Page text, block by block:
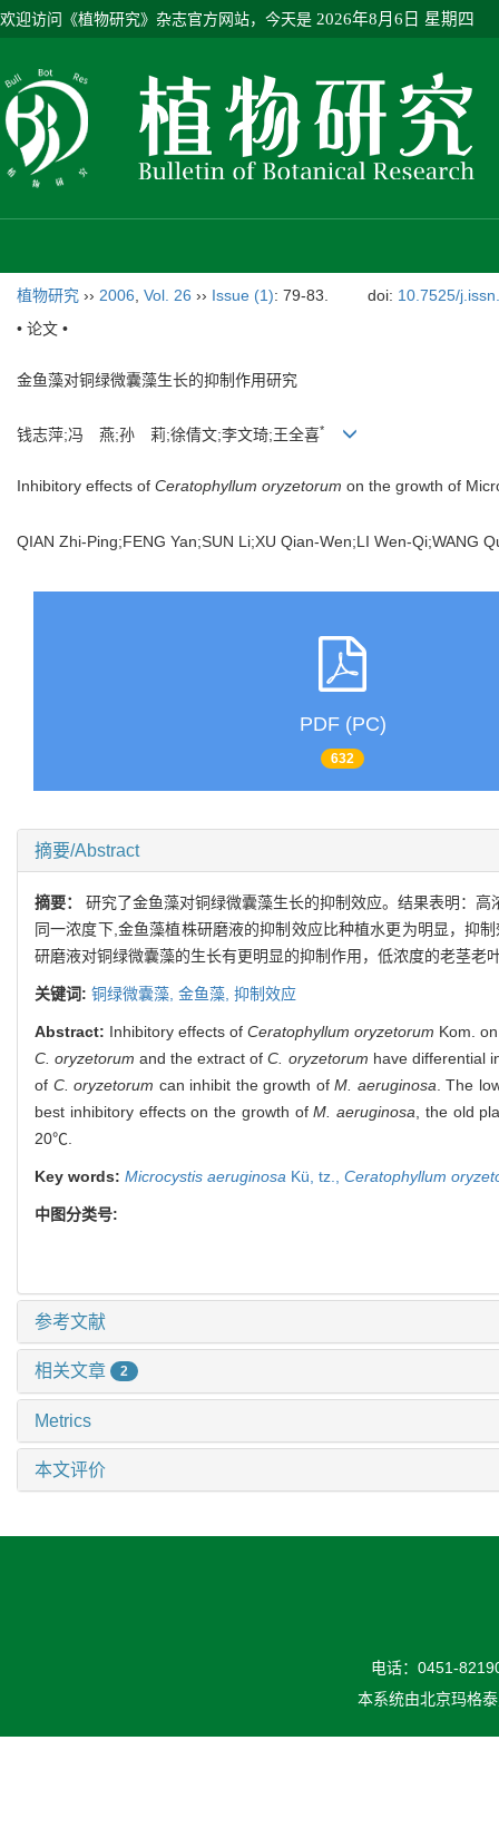
欢迎访问《植物研究》杂志官方网站，今天是 2026年8月6日 星期四
植物研究 ›› 2006 Vol. 26 ›› Issue (1): 79-83. doi: 10.7525/
• 论文 •
金鱼藻对铜绿微囊藻生长的抑制作用研究
钱志萍;冯 燕;孙 莉;徐倩文;李文琦;王全喜*
Inhibitory effects of Ceratophyllum oryzetorum on the growth of
QIAN Zhi-Ping;FENG Yan;SUN Li;XU Qian-Wen;LI Wen-Qi;WANG
PDF (PC)
632
摘要/Abstract
摘要： 研究了金鱼藻对铜绿微囊藻生长的抑制效应。结果表明：
同一浓度下,金鱼藻植株研磨液的抑制效应比种植水更为明显，抑
研磨液对铜绿微囊藻的生长有更明显的抑制作用，低浓度的老茎
关键词: 铜绿微囊藻, 金鱼藻, 抑制效应
Abstract: Inhibitory effects of Ceratophyllum oryzetorum Kom.
C. oryzetorum and the extract ofC. oryzetorum have differential
of C. oryzetorum can inhibit the growth ofM. aeruginosa . The
best inhibitory effects on the growth ofM. aeruginosa , the old
20℃.
Key words: Microcystis aeruginosa Kü, tz., Ceratophyllum
中图分类号:
参考文献
相关文章 2
Metrics
本文评价
电话：0451-
本系统由北京玛格